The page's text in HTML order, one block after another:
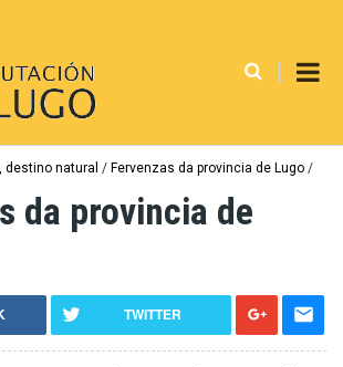
destino natural Fervenzas da provincia de Lugo
da provincia de
TWITTER